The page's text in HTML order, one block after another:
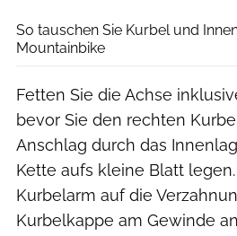
So tauschen Sie Kurbel und
Mountainbike
Fetten Sie die Achse
bevor Sie den rechten
Anschlag durch das
Kette aufs kleine Blatt
Kurbelarm auf die
Kurbelkappe am Gewinde